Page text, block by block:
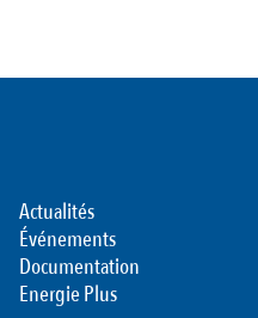
Actualités
Événements
Documentation
Energie Plus